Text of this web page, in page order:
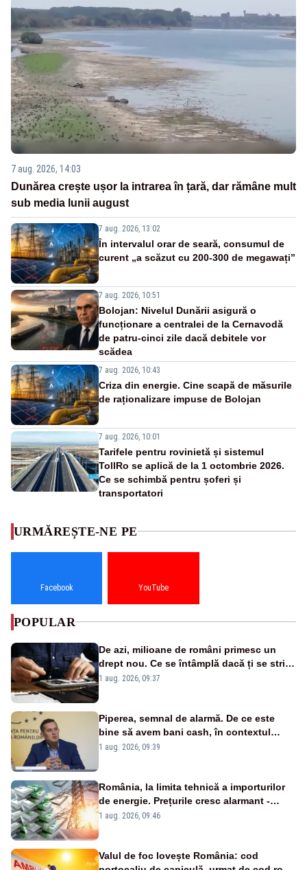
7 aug. 2026, 14:03
Dunărea crește ușor la intrarea în țară, dar rămâne mult
sub media lunii august
7 aug. 2026, 13:02
În intervalul orar de seară, consumul de
curent „a scăzut cu 200-300 de megawați”
7 aug. 2026, 10:51
Bolojan: Nivelul Dunării asigură o
funcționare a centralei de la Cernavodă
de patru-cinci zile dacă debitele vor
scădea
7 aug. 2026, 10:43
Criza din energie. Cine scapă de măsurile
de raționalizare impuse de Bolojan
7 aug. 2026, 10:01
Tarifele pentru rovinietă și sistemul
TollRo se aplică de la 1 octombrie 2026.
Ce se schimbă pentru șoferi și
transportatori
URMĂREȘTE-NE PE
Facebook YouTube
POPULAR
De azi, milioane de români primesc un
drept nou. Ce se întâmplă dacă ți se strică
un produs
1 aug. 2026, 09:37
Piperea, semnal de alarmă. De ce este
bine să avem bani cash, în contextul
alertei energetice?
1 aug. 2026, 09:39
România, la limita tehnică a importurilor
de energie. Prețurile cresc alarmant -
Analiză Realitatea Plus
1 aug. 2026, 09:46
Valul de foc lovește România: cod